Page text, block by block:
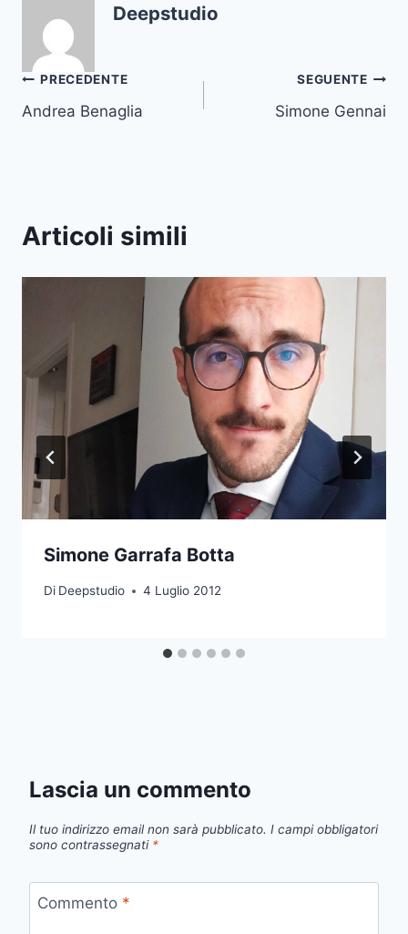
Deepstudio
Navigazione
articoli
PRECEDENTE
Andrea Benaglia
SEGUENTE
Simone Gennai
Articoli simili
Simone Garrafa Botta
Di Deepstudio 4 Luglio 2012
Lascia un commento
Il tuo indirizzo email non sarà pubblicato. I campi obbligatori
sono contrassegnati *
Commento *